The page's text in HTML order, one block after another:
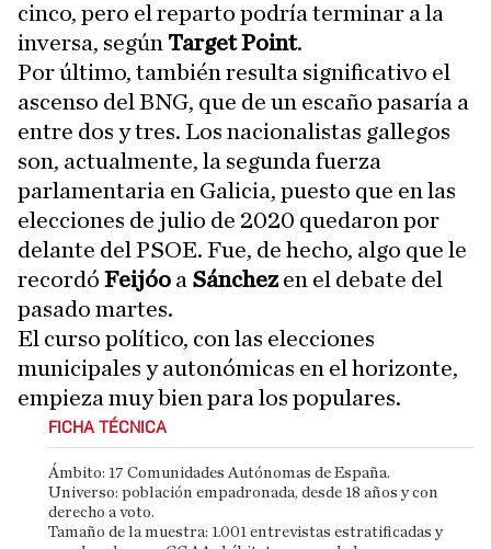
cinco, pero el reparto podría terminar a la
inversa, según Target Point.
Por último, también resulta significativo el
ascenso del BNG, que de un escaño pasaría a
entre dos y tres. Los nacionalistas gallegos
son, actualmente, la segunda fuerza
parlamentaria en Galicia, puesto que en las
elecciones de julio de 2020 quedaron por
delante del PSOE. Fue, de hecho, algo que le
recordó Feijóo a Sánchezen el debate del
pasado martes.
El curso político, con las elecciones
municipales y autonómicas en el horizonte,
empieza muy bien para los populares.
FICHA TÉCNICA
Ámbito: 17 Comunidades Autónomas de España.
Universo: población empadronada, desde 18 años y con
derecho a voto.
Tamaño de la muestra: 1.001 entrevistas estratificadas y